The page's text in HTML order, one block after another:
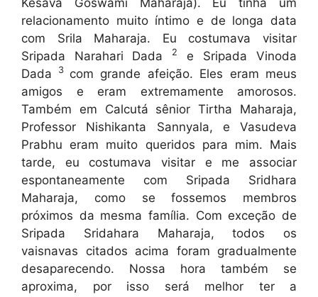
relacionamento muito íntimo e de longa data
com Srila Maharaja. Eu costumava visitar
Sripada Narahari Dada
2
e Sripada Vinoda
Dada
3 com grande afeição. Eles eram meus
amigos e eram extremamente amorosos.
Também em Calcutá sênior Tirtha Maharaja,
Professor Nishikanta Sannyala, e Vasudeva
Prabhu eram muito queridos para mim. Mais
tarde, eu costumava visitar e me associar
espontaneamente com Sripada Sridhara
Maharaja, como se fossemos membros
próximos da mesma família. Com exceção de
Sripada Sridahara Maharaja, todos os
vaisnavas citados acima foram gradualmente
desaparecendo. Nossa hora também se
aproxima, por isso será melhor ter a